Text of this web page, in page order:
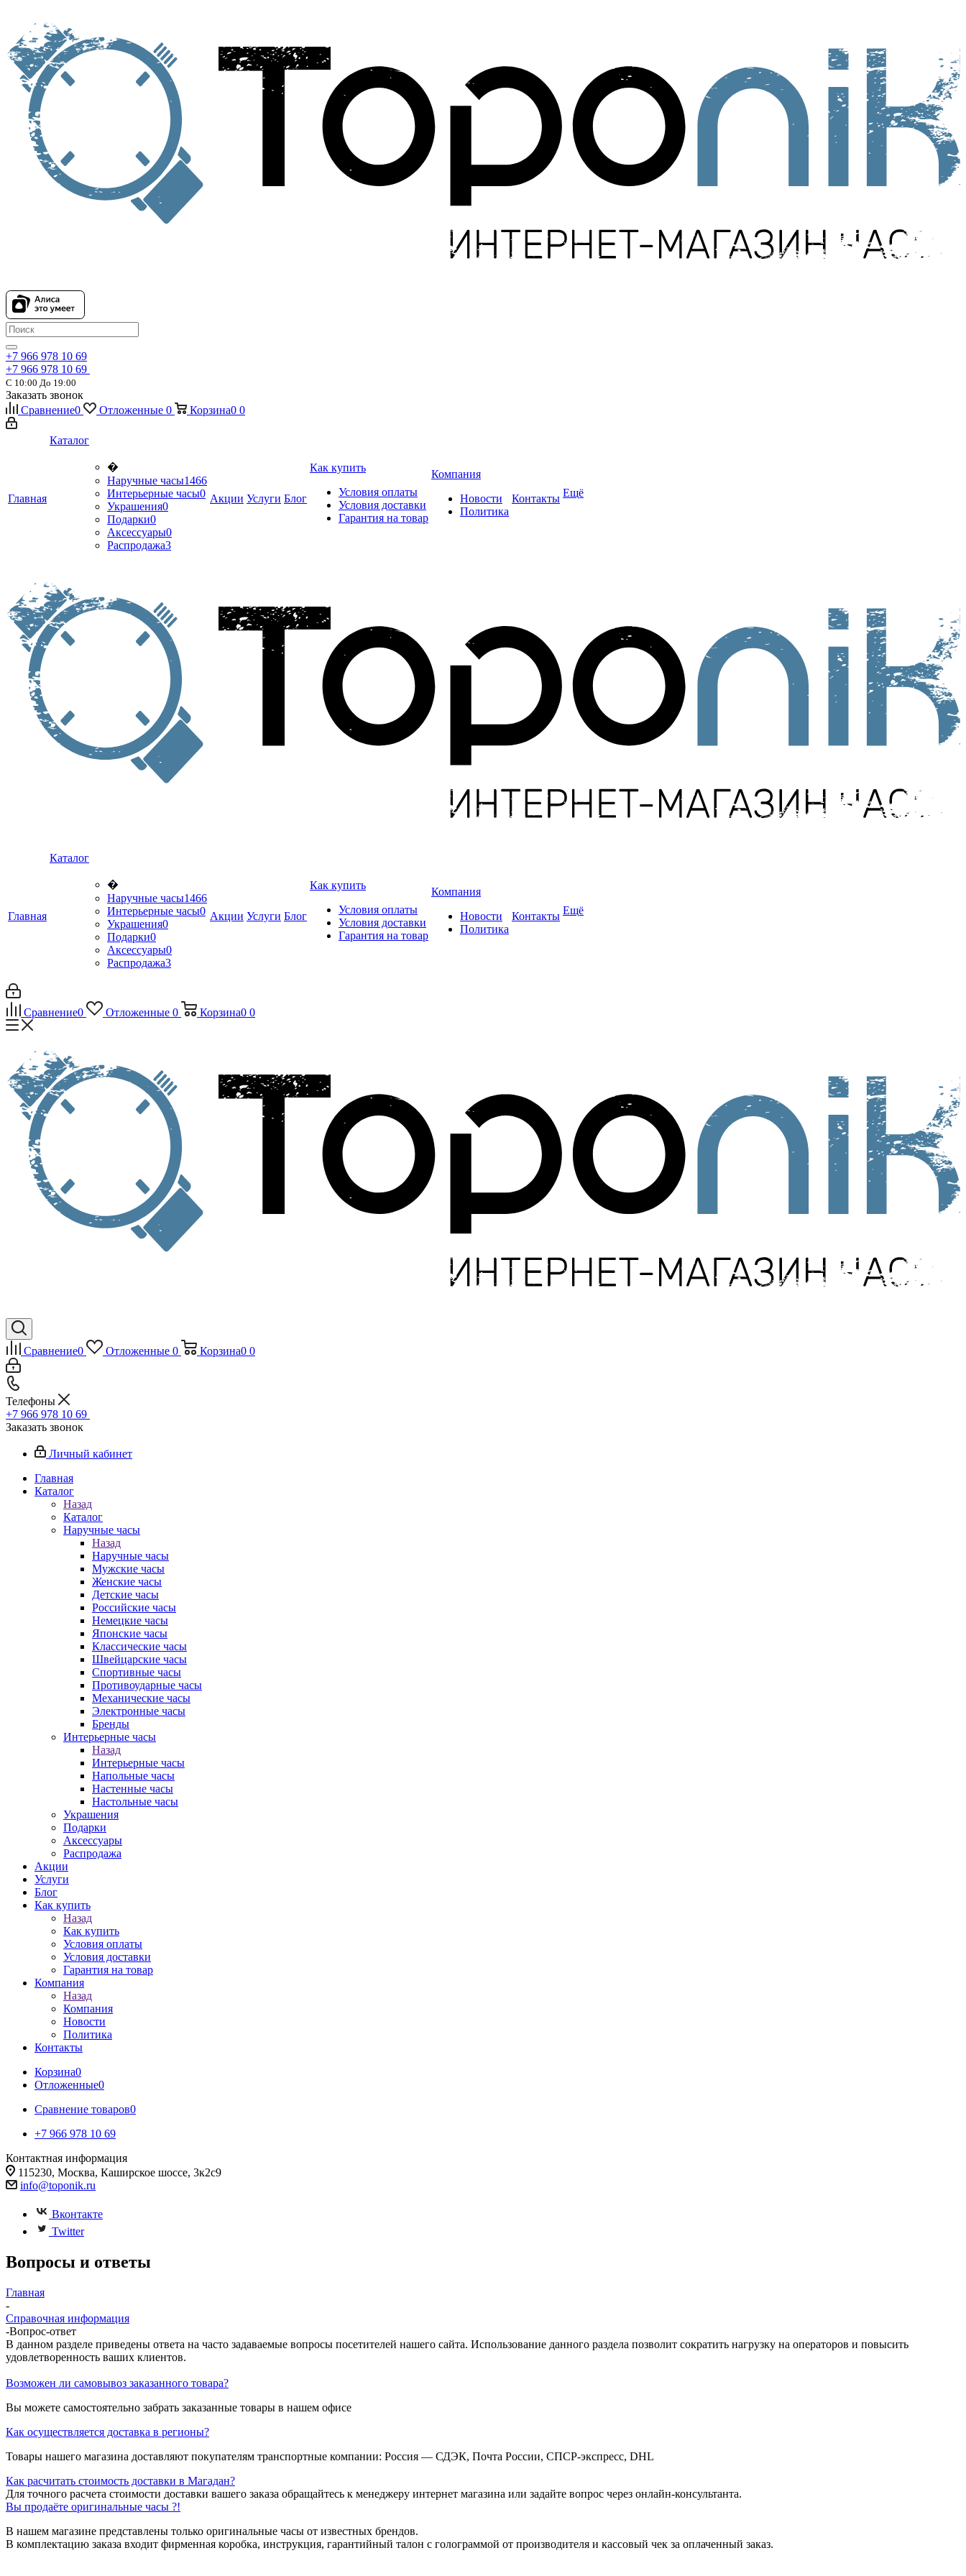
+7 966 978 10 69
+7 966 978 10 69
С 10:00 До 19:00
Заказать звонок
Сравнение0 Отложенные 0 Корзина0 0
Главная
Каталог
�
Наручные часы1466
Интерьерные часы0
Украшения0
Подарки0
Аксессуары0
Распродажа3
Акции Услуги Блог
Как купить
Условия оплаты
Условия доставки
Гарантия на товар
Компания
Новости
Политика
Контакты Ещё
Главная
Каталог
�
Наручные часы1466
Интерьерные часы0
Украшения0
Подарки0
Аксессуары0
Распродажа3
Акции Услуги Блог
Как купить
Условия оплаты
Условия доставки
Гарантия на товар
Компания
Новости
Политика
Контакты Ещё
Сравнение0 Отложенные 0 Корзина0 0
Сравнение0 Отложенные 0 Корзина0 0
Телефоны
+7 966 978 10 69
Заказать звонок
Личный кабинет
Главная
Каталог
Назад
Каталог
Наручные часы
Назад
Наручные часы
Мужские часы
Женские часы
Детские часы
Российские часы
Немецкие часы
Японские часы
Классические часы
Швейцарские часы
Спортивные часы
Противоударные часы
Механические часы
Электронные часы
Бренды
Интерьерные часы
Назад
Интерьерные часы
Напольные часы
Настенные часы
Настольные часы
Украшения
Подарки
Аксессуары
Распродажа
Акции
Услуги
Блог
Как купить
Назад
Как купить
Условия оплаты
Условия доставки
Гарантия на товар
Компания
Назад
Компания
Новости
Политика
Контакты
Корзина0
Отложенные0
Сравнение товаров0
+7 966 978 10 69
Контактная информация
115230, Москва, Каширское шоссе, 3к2с9
info@toponik.ru
Вконтакте
Twitter
Вопросы и ответы
Главная
-
Справочная информация
-Вопрос-ответ
В данном разделе приведены ответа на часто задаваемые вопросы посетителей нашего сайта. Использование данного раздела позволит сократить нагрузку на операторов и повысить
удовлетворенность ваших клиентов.
Возможен ли самовывоз заказанного товара?
Вы можете самостоятельно забрать заказанные товары в нашем офисе
Как осуществляется доставка в регионы?
Товары нашего магазина доставляют покупателям транспортные компании: Россия — СДЭК, Почта России, СПСР-экспресс, DHL
Как расчитать стоимость доставки в Магадан?
Для точного расчета стоимости доставки вашего заказа обращайтесь к менеджеру интернет магазина или задайте вопрос через онлайн-консультанта.
Вы продаёте оригинальные часы ?!
В нашем магазине представлены только оригинальные часы от известных брендов.
В комплектацию заказа входит фирменная коробка, инструкция, гарантийный талон с голограммой от производителя и кассовый чек за оплаченный заказ.